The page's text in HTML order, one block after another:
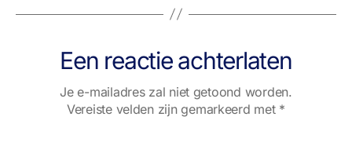
Een reactie achterlaten
Je e-mailadres zal niet getoond worden.
Vereiste velden zijn gemarkeerd met *